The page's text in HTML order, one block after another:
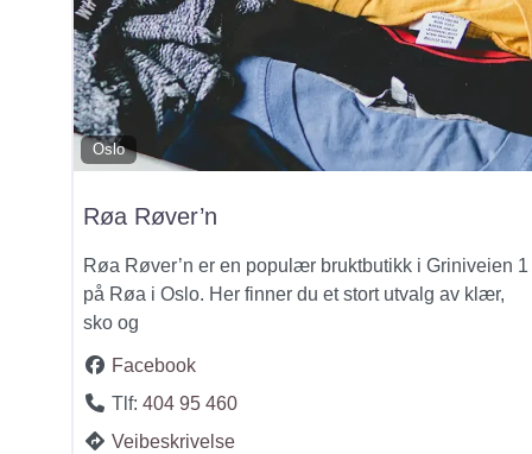
Oslo
Røa Røver’n
Røa Røver’n er en populær bruktbutikk i Griniveien 1
på Røa i Oslo. Her finner du et stort utvalg av klær,
sko og
Facebook
Tlf: 404 95 460
Veibeskrivelse